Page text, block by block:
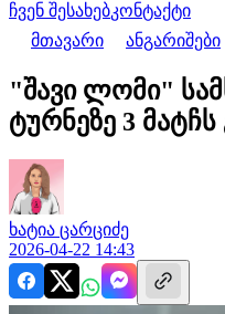
ჩვენ შესახებკონტაქტი
მთავარი
ანგარიშები
"შავი ლომი"
ტურნეზე 3
ხატია ცარციძე
2026-04-22 14:43